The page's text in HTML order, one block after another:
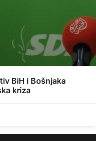
BiH i Bošnjaka
kriza